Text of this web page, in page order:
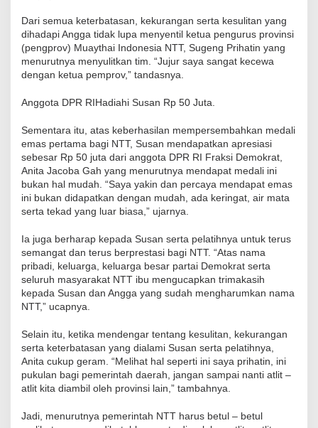
Dari semua keterbatasan, kekurangan serta kesulitan yang
dihadapi Angga tidak lupa menyentil ketua pengurus provinsi
(pengprov) Muaythai Indonesia NTT, Sugeng Prihatin yang
menurutnya menyulitkan tim. “Jujur saya sangat kecewa
dengan ketua pemprov,” tandasnya.
Anggota DPR RIHadiahi Susan Rp 50 Juta.
Sementara itu, atas keberhasilan mempersembahkan medali
emas pertama bagi NTT, Susan mendapatkan apresiasi
sebesar Rp 50 juta dari anggota DPR RI Fraksi Demokrat,
Anita Jacoba Gah yang menurutnya mendapat medali ini
bukan hal mudah. “Saya yakin dan percaya mendapat emas
ini bukan didapatkan dengan mudah, ada keringat, air mata
serta tekad yang luar biasa,” ujarnya.
Ia juga berharap kepada Susan serta pelatihnya untuk terus
semangat dan terus berprestasi bagi NTT. “Atas nama
pribadi, keluarga, keluarga besar partai Demokrat serta
seluruh masyarakat NTT ibu mengucapkan trimakasih
kepada Susan dan Angga yang sudah mengharumkan nama
NTT,” ucapnya.
Selain itu, ketika mendengar tentang kesulitan, kekurangan
serta keterbatasan yang dialami Susan serta pelatihnya,
Anita cukup geram. “Melihat hal seperti ini saya prihatin, ini
pukulan bagi pemerintah daerah, jangan sampai nanti atlit –
atlit kita diambil oleh provinsi lain,” tambahnya.
Jadi, menurutnya pemerintah NTT harus betul – betul